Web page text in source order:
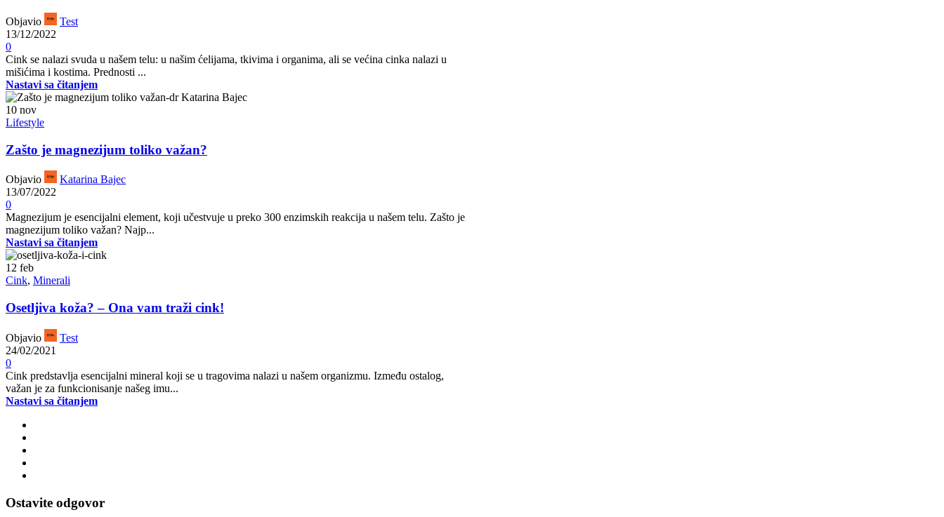
Objavio
Test
13/12/2022
0
Cink se nalazi svuda u našem telu: u našim ćelijama, tkivima i organima, ali se većina cinka nalazi u
mišićima i kostima. Prednosti ...
Nastavi sa čitanjem
10 nov
Lifestyle
Zašto je magnezijum toliko važan?
Objavio
Katarina Bajec
13/07/2022
0
Magnezijum je esencijalni element, koji učestvuje u preko 300 enzimskih reakcija u našem telu. Zašto je
magnezijum toliko važan? Najp...
Nastavi sa čitanjem
12 feb
Cink, Minerali
Osetljiva koža? – Ona vam traži cink!
Objavio
Test
24/02/2021
0
Cink predstavlja esencijalni mineral koji se u tragovima nalazi u našem organizmu. Između ostalog,
važan je za funkcionisanje našeg imu...
Nastavi sa čitanjem
Ostavite odgovor